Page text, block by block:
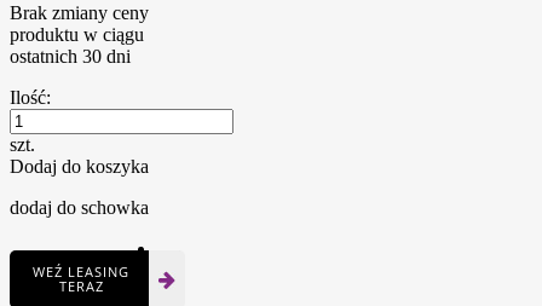
Brak zmiany ceny
produktu w ciągu
ostatnich 30 dni
Ilość:
szt.
Dodaj do koszyka
dodaj do schowka
WEŹ LEASING
TERAZ